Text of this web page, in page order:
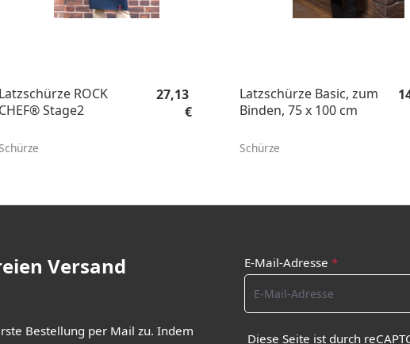
Latzschürze ROCK
CHEF® Stage2
Schürze
Regulärer Preis:
27,13
€
Latzschürze Basic, zum
Binden, 75 x 100 cm
Schürze
Versand
Bestellung per Mail zu. Indem
E-Mail-Adresse *
Diese Seite ist durch